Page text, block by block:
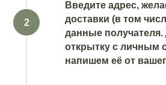
Введите адрес,
доставки (в том
данные получателя.
открытку с
напишем её от